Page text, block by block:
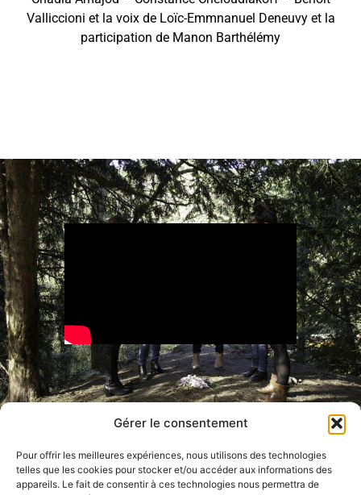
Gérer le consentement
Pour offrir les meilleures expériences, nous utilisons des technologies
telles que les cookies pour stocker et/ou accéder aux informations des
appareils. Le fait de consentir à ces technologies nous permettra de
Valliccioni et la voix de Loïc-Emmnanuel Deneuvy et la
participation de Manon Barthélémy
Assistantes réalisation : Manuella Muller – Déborah Tariel
Scripte : Alice Lopez